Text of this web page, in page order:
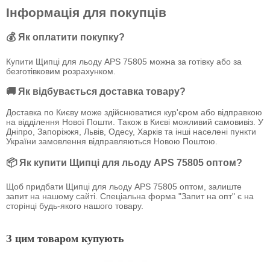
Інформація для покупців
💰 Як оплатити покупку?
Купити Щипці для льоду APS 75805 можна за готівку або за
безготівковим розрахунком.
🚚 Як відбувається доставка товару?
Доставка по Києву може здійснюватися кур'єром або відправкою
на відділення Нової Пошти. Також в Києві можливий самовивіз. У
Дніпро, Запоріжжя, Львів, Одесу, Харків та інші населені пункти
України замовлення відправляються Новою Поштою.
📦 Як купити Щипці для льоду APS 75805 оптом?
Щоб придбати Щипці для льоду APS 75805 оптом, залиште
запит на нашому сайті. Спеціальна форма "Запит на опт" є на
сторінці будь-якого нашого товару.
З цим товаром купують